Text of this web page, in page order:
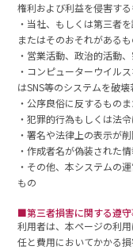
権利および利益を侵害す
・当社、もしくは第三者
またはそのおそれがあるも
・営業活動、政治的活動
・コンピューターウイル
はSNS等のシステムを破
・公序良俗に反するもの
・犯罪的行為もしくは法
・署名や法律上の表示が
・作成者名が偽装された
・その他、本システムの
もの
■第三者損害に関する遵
利用者は、本ページの利
任と費用においてかかる